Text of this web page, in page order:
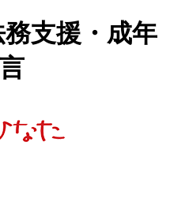
支援・成年